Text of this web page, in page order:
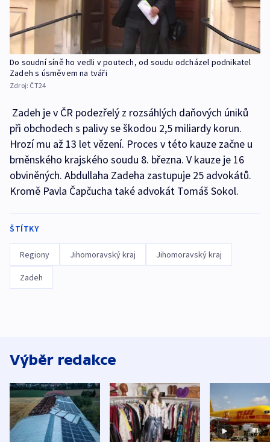
Do soudní síně ho vedli v poutech, od soudu odcházel podnikatel
Zadeh s úsměvem na tváři
Zdroj: ČT24
Zadeh je v ČR podezřelý z rozsáhlých daňových úniků
při obchodech s palivy se škodou 2,5 miliardy korun.
Hrozí mu až 13 let vězení. Proces v této kauze začne u
brněnského krajského soudu 8. března. V kauze je 16
obviněných. Abdullaha Zadeha zastupuje 25 advokátů.
Kromě Pavla Čapčucha také advokát Tomáš Sokol.
ŠTÍTKY
Regiony Jihomoravský kraj Jihomoravský kraj
Zadeh
Výběr redakce